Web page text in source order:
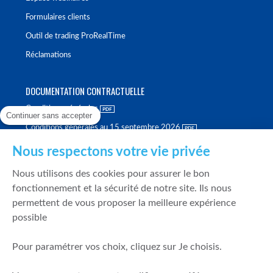
Formulaires clients
Outil de trading ProRealTime
Réclamations
DOCUMENTATION CONTRACTUELLE
Conditions générales
Conditions générales au 15 septembre 2026
Politique de meilleure sélection
Politique de durabilité
Fonds de garantie des dépôts et de résolution
Continuer sans accepter
Nous respectons votre vie privée
Nous utilisons des cookies pour assurer le bon
fonctionnement et la sécurité de notre site. Ils nous
permettent de vous proposer la meilleure expérience
possible
Pour paramétrer vos choix, cliquez sur Je choisis.